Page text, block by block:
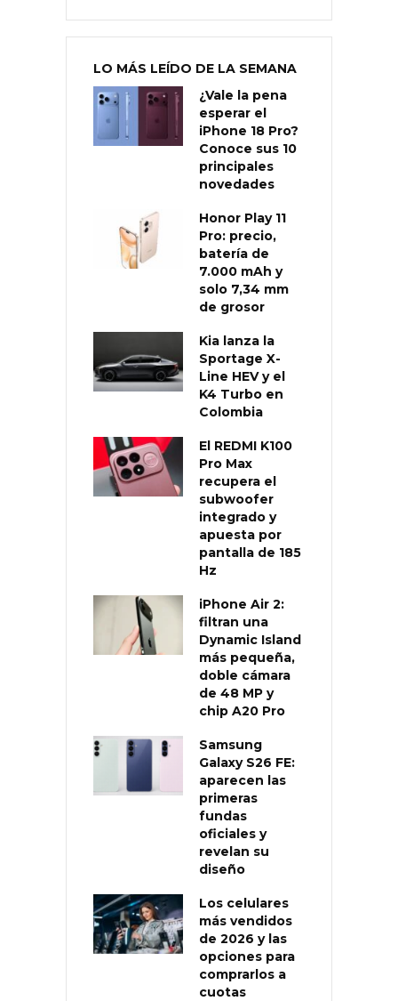
LO MÁS LEÍDO DE LA SEMANA
¿Vale la pena
esperar el
iPhone 18 Pro?
Conoce sus 10
principales
novedades
Honor Play 11
Pro: precio,
batería de
7.000 mAh y
solo 7,34 mm
de grosor
Kia lanza la
Sportage X-
Line HEV y el
K4 Turbo en
Colombia
El REDMI K100
Pro Max
recupera el
subwoofer
integrado y
apuesta por
pantalla de 185
Hz
iPhone Air 2:
filtran una
Dynamic Island
más pequeña,
doble cámara
de 48 MP y
chip A20 Pro
Samsung
Galaxy S26 FE:
aparecen las
primeras
fundas
oficiales y
revelan su
diseño
Los celulares
más vendidos
de 2026 y las
opciones para
comprarlos a
cuotas